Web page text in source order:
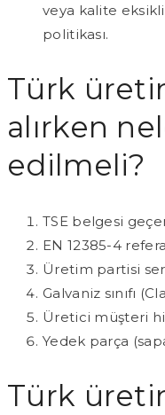
veya kalite
politikası.
Türk
alırken
edilmeli?
TSE belgesi
EN 12385-4
Üretim partisi
Galvaniz sınıfı
Üretici müşteri
Yedek parça
Türk